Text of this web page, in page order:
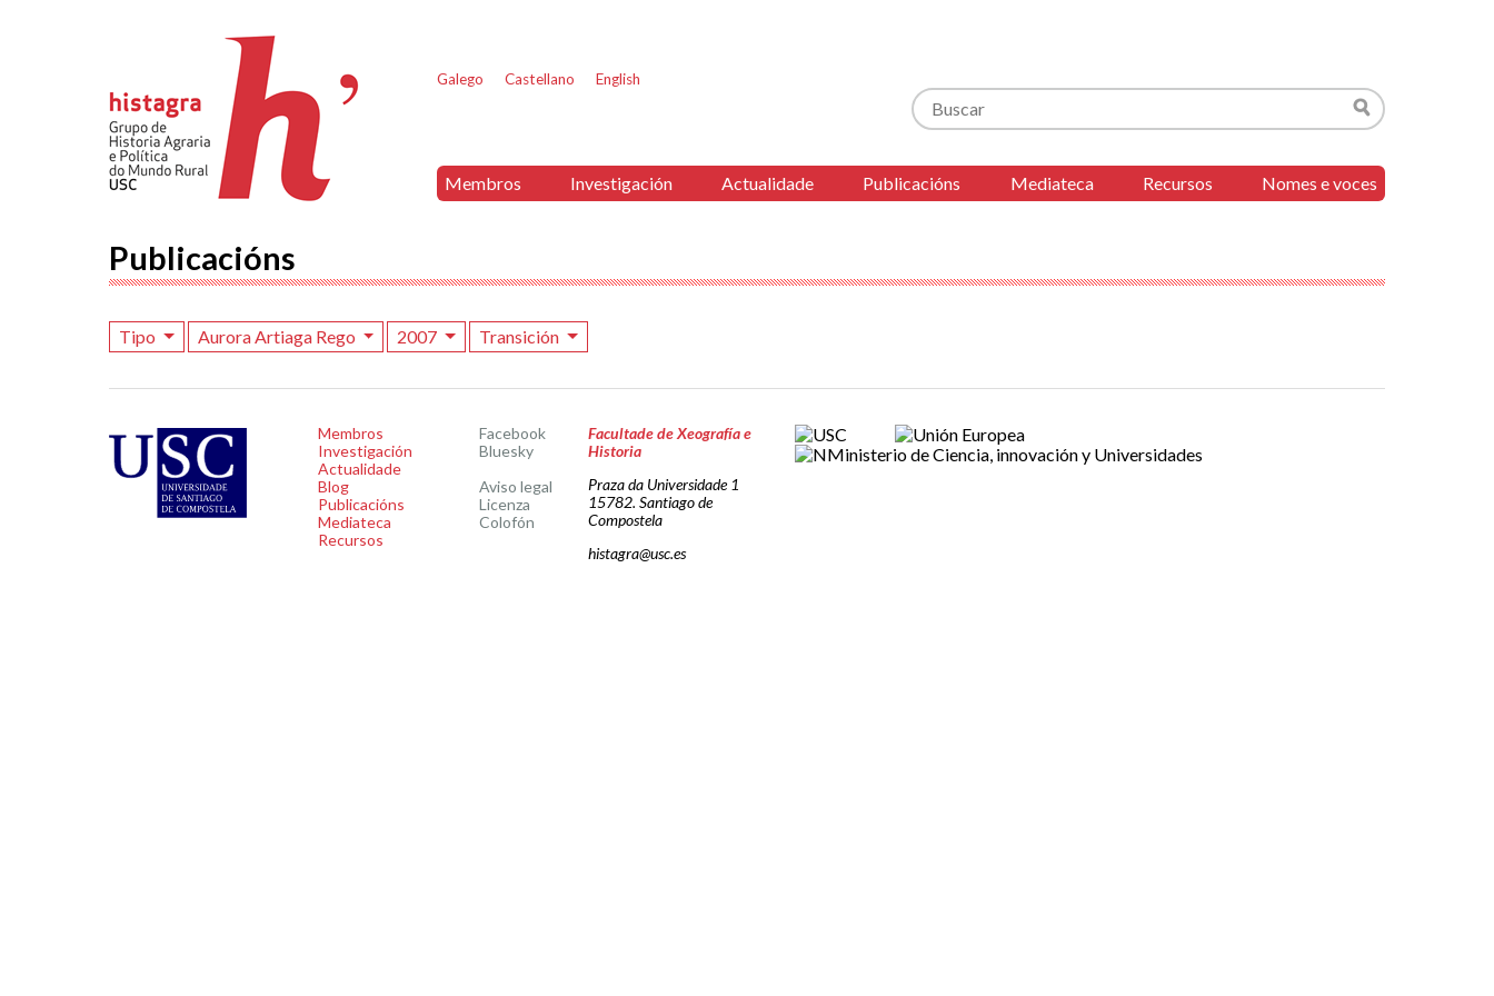
Galego Castellano English
Buscar
Buscar
Membros Investigación Actualidade Publicacións Mediateca Recursos Nomes e voces
Publicacións
Tipo Aurora Artiaga Rego 2007 Transición
Membros
Investigación
Actualidade
Blog
Publicacións
Mediateca
Recursos
Facebook
Bluesky
Aviso legal
Licenza
Colofón
Facultade de Xeografía e
Historia
Praza da Universidade 1
15782. Santiago de
Compostela
histagra@usc.es